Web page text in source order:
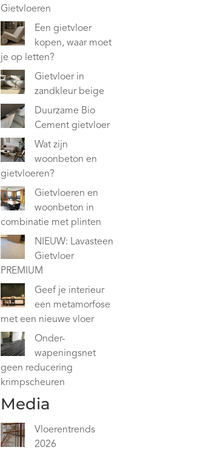
Gietvloeren
Een gietvloer
kopen, waar moet
je op letten?
Gietvloer in
zandkleur beige
Duurzame Bio
Cement gietvloer
Wat zijn
woonbeton en
gietvloeren?
Gietvloeren en
woonbeton in
combinatie met plinten
NIEUW: Lavasteen
Gietvloer
PREMIUM
Geef je interieur
een metamorfose
met een nieuwe vloer
Onder-
wapeningsnet
geen reducering
krimpscheuren
Media
Vloerentrends
2026